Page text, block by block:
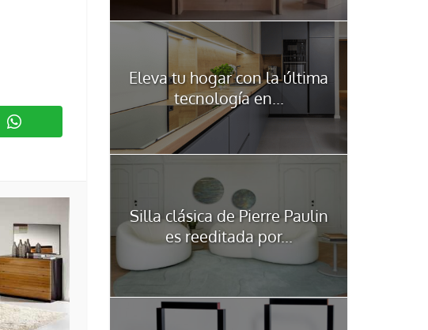
Eleva tu hogar con la última
tecnología en...
Silla clásica de Pierre Paulin
es reeditada por...